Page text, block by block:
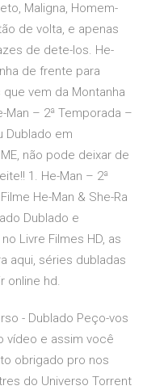
Maligna, Homem-
de volta, e apenas
de dete-los. He-
de frente para
vem da Montanha
Man – 2ª Temporada –
Dublado em
não pode deixar de
1. He-Man – 2ª
He-Man & She-Ra
Dublado e
Livre Filmes HD, as
aqui, séries dubladas
online hd.
- Dublado Peço-vos
vídeo e assim você
obrigado pro nos
do Universo Torrent